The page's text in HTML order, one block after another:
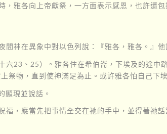
雅各向上帝獻祭，一方面表示感恩，也許還
神在異象中對以色列說：『雅各，雅各。』他
六23、25）。雅各住在希伯崙，下埃及的途中
祭物，直到使神滿足為止。或許雅各怕自己下
顯現並說話。
，應當先把事情全交在祂的手中，並得著祂